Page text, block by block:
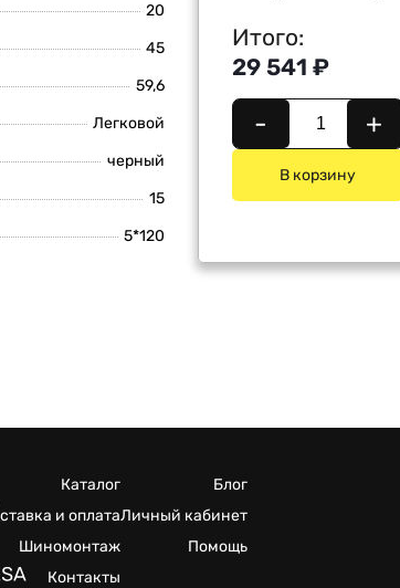
20
45
59,6
Легковой
черный
15
5*120
Итого:
29 541 ₽
- +
В корзину
Каталог
и оплата
Шиномонтаж
Контакты
Блог
Личный кабинет
Помощь